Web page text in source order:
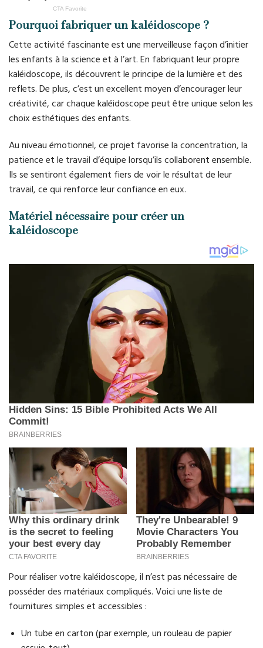
Pourquoi fabriquer un kaléidoscope ?
Cette activité fascinante est une merveilleuse façon d’initier
les enfants à la science et à l’art. En fabriquant leur propre
kaléidoscope, ils découvrent le principe de la lumière et des
reflets. De plus, c’est un excellent moyen d’encourager leur
créativité, car chaque kaléidoscope peut être unique selon les
choix esthétiques des enfants.
Au niveau émotionnel, ce projet favorise la concentration, la
patience et le travail d’équipe lorsqu’ils collaborent ensemble.
Ils se sentiront également fiers de voir le résultat de leur
travail, ce qui renforce leur confiance en eux.
Matériel nécessaire pour créer un
kaléidoscope
Pour réaliser votre kaléidoscope, il n’est pas nécessaire de
posséder des matériaux compliqués. Voici une liste de
fournitures simples et accessibles :
Un tube en carton (par exemple, un rouleau de papier